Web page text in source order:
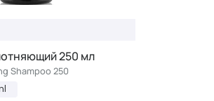
250 мл
Shampoo 250